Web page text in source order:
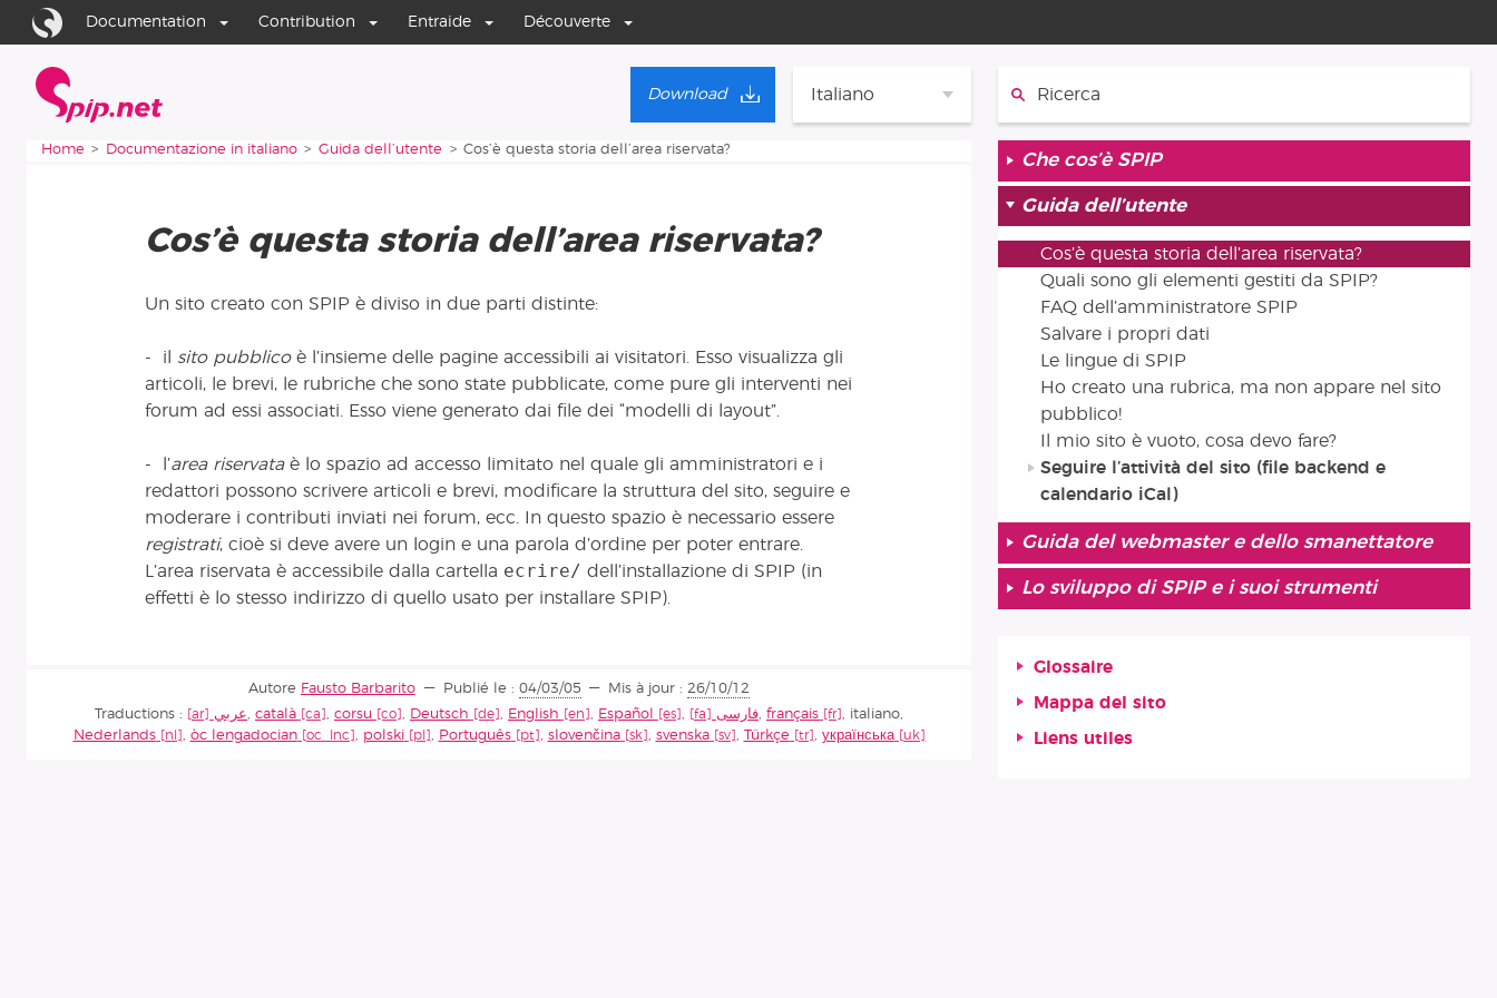
Aller au contenu
Aller à la navigation
Documentation Contribution Entraide Découverte
Italiano
Download
Vous êtes ici :
Home Documentazione in italiano Guida dell’utente Cos’è questa storia dell’area riservata?
Cos’è questa storia dell’area riservata?
Un sito creato con SPIP è diviso in due parti distinte:
- il sito pubblicoè l’insieme delle pagine accessibili ai visitatori. Esso visualizza gli
articoli, le brevi, le rubriche che sono state pubblicate, come pure gli interventi nei
forum ad essi associati. Esso viene generato dai file dei “modelli di layout”.
- l’area riservataè lo spazio ad accesso limitato nel quale gli amministratori e i
redattori possono scrivere articoli e brevi, modificare la struttura del sito, seguire e
moderare i contributi inviati nei forum, ecc. In questo spazio è necessario essere
registrati, cioè si deve avere un login e una parola d’ordine per poter entrare.
L’area riservata è accessibile dalla cartella ecrire/ dell’installazione di SPIP (in
effetti è lo stesso indirizzo di quello usato per installare SPIP).
Autore Fausto Barbarito Publié le : 04/03/05 Mis à jour :26/10/12
Traductions :
عربي, català , corsu , Deutsch , English , Español , فارسى, français , italiano,
Nederlands
, òc lengadocian , polski , Português , slovenčina , svenska , Türkçe , українська
Che cos’è SPIP
Guida dell’utente
Cos’è questa storia dell’area riservata?
Quali sono gli elementi gestiti da SPIP?
FAQ dell’amministratore SPIP
Salvare i propri dati
Le lingue di SPIP
Ho creato una rubrica, ma non appare nel sito
pubblico!
Il mio sito è vuoto, cosa devo fare?
Seguire l’attività del sito (file backend e
calendario iCal)
Guida del webmaster e dello smanettatore
Lo sviluppo di SPIP e i suoi strumenti
Glossaire
Mappa del sito
Liens utiles